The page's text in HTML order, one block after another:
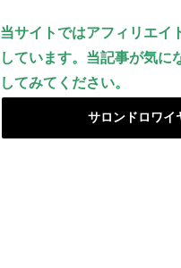
当サイトではアフィリエイ
しています。当記事が気に
してみてください。
サロンドロワ